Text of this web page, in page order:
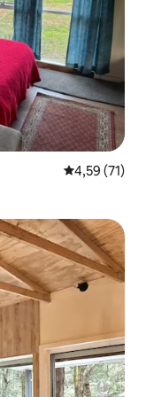
Évaluation
4,59 (71)